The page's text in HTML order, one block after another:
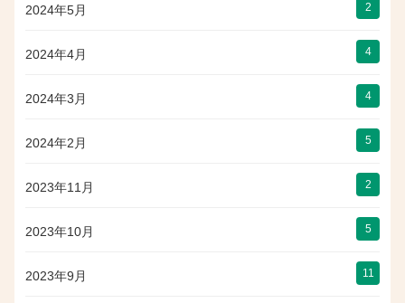
2024年5月 2
2024年4月 4
2024年3月 4
2024年2月 5
2023年11月 2
2023年10月 5
2023年9月 11